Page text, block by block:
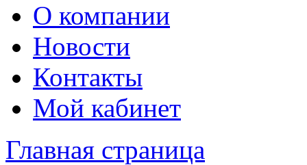
О компании
Новости
Контакты
Мой кабинет
Главная страница